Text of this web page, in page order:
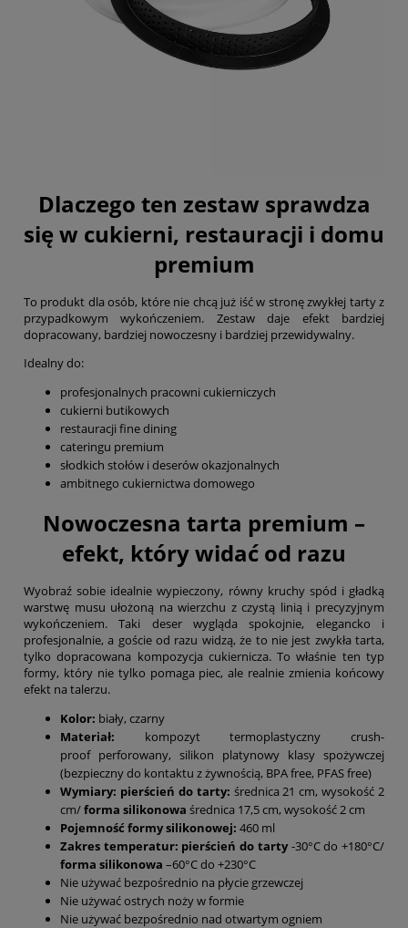
Dlaczego ten zestaw sprawdza
się w cukierni, restauracji i domu
premium
To produkt dla osób, które nie chcą już iść w stronę zwykłej tarty z
przypadkowym wykończeniem. Zestaw daje efekt bardziej
dopracowany, bardziej nowoczesny i bardziej przewidywalny.
Idealny do:
profesjonalnych pracowni cukierniczych
cukierni butikowych
restauracji fine dining
cateringu premium
słodkich stołów i deserów okazjonalnych
ambitnego cukiernictwa domowego
Nowoczesna tarta premium –
efekt, który widać od razu
Wyobraź sobie idealnie wypieczony, równy kruchy spód i gładką
warstwę musu ułożoną na wierzchu z czystą linią i precyzyjnym
wykończeniem. Taki deser wygląda spokojnie, elegancko i
profesjonalnie, a goście od razu widzą, że to nie jest zwykła tarta,
tylko dopracowana kompozycja cukiernicza. To właśnie ten typ
formy, który nie tylko pomaga piec, ale realnie zmienia końcowy
efekt na talerzu.
Kolor: biały, czarny
Materiał: kompozyt termoplastyczny crush-
proof perforowany, silikon platynowy klasy spożywczej
(bezpieczny do kontaktu z żywnością, BPA free, PFAS free)
Wymiary: pierścień do tarty: średnica 21 cm, wysokość 2
cm/forma silikonowa średnica 17,5 cm, wysokość 2 cm
Pojemność formy silikonowej: 460 ml
Zakres temperatur: pierścień do tarty-30°C do +180°C/
forma silikonowa –60°C do +230°C
Nie używać bezpośrednio na płycie grzewczej
Nie używać ostrych noży w formie
Nie używać bezpośrednio nad otwartym ogniem